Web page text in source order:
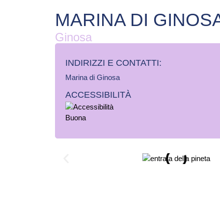
MARINA DI
Ginosa
INDIRIZZI E CONTATTI:​
Marina di Ginosa
ACCESSIBILITÀ